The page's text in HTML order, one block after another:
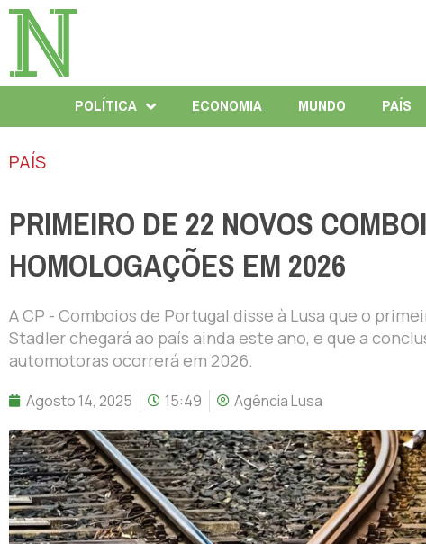
POLÍTICA ECONOMIA MUNDO PAÍS
PAÍS
PRIMEIRO DE 22 NOVOS
HOMOLOGAÇÕES EM 2026
A CP - Comboios de Portugal disse à Lusa que o
Stadler chegará ao país ainda este ano, e que a
automotoras ocorrerá em 2026.
Agosto 14, 2025 15:49 Agência Lusa